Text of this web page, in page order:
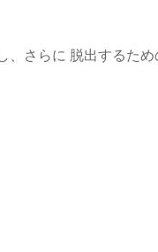
さらに 脱出するため